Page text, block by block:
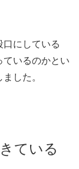
口にしている
ているのかとい
した。
ている